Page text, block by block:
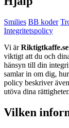
Smilies BB koder
Integritetspolicy
Vi ärRiktigtkaffe.se
viktigt att du och
hänsyn till din
samlar in om dig,
policy beskriver
utöva dina rättigheter.
Vilken